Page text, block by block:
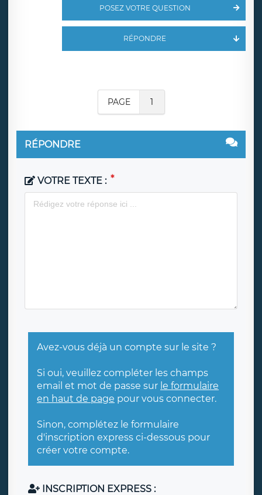
POSEZ VOTRE QUESTION
RÉPONDRE
PAGE 1
RÉPONDRE
VOTRE TEXTE :
Avez-vous déjà un compte sur le site ?
Si oui, veuillez compléter les champs
email et mot de passe sur le formulaire
en haut de page pour vous connecter.
Sinon, complétez le formulaire
d'inscription express ci-dessous pour
créer votre compte.
INSCRIPTION EXPRESS :